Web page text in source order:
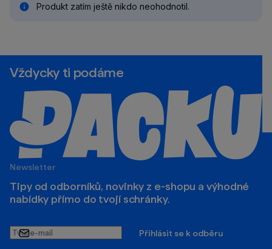
Produkt zatím ještě nikdo neohodnotil.
Vždycky ti podáme
Newsletter
Tipy od odborníků, novinky z e‑shopu a výhodné
nabídky přímo do tvojí schránky.
Tvůj
e-
Přihlásit se k odběru